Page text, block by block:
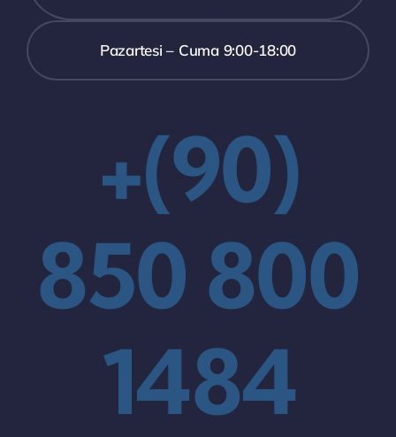
Pazartesi – Cuma 9:00-18:00
+(90)
850 800
1484